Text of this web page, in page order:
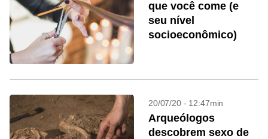
que você come (e
seu nível
socioeconômico)
20/07/20 - 12:47min
Arqueólogos
descobrem sexo de